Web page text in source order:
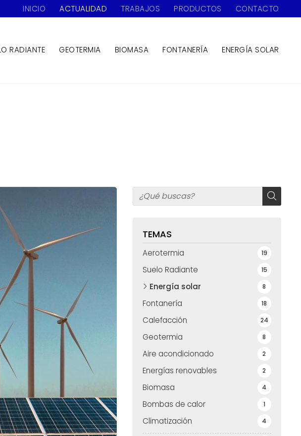
INICIO ACTUALIDAD TRABAJOS PRODUCTOS CONTACTO
RADIANTE GEOTERMIA BIOMASA FONTANERÍA ENERGÍA SOLAR
TEMAS
Aerotermia 19
Suelo Radiante 15
Energía solar 8
Fontanería 18
Calefacción 24
Geotermia 8
Aire acondicionado 2
Energías renovables 2
Biomasa 4
Bombas de calor 1
Climatización 4